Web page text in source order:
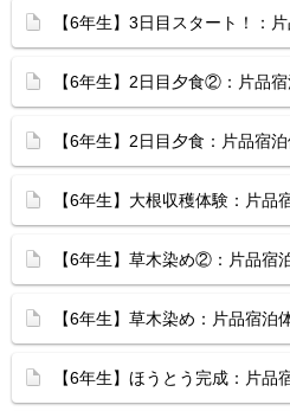
【6年生】3日目スタート！：
【6年生】2日目夕食②：片品宿
【6年生】2日目夕食：片品宿
【6年生】大根収穫体験：片品
【6年生】草木染め②：片品宿
【6年生】草木染め：片品宿泊
【6年生】ほうとう完成：片品